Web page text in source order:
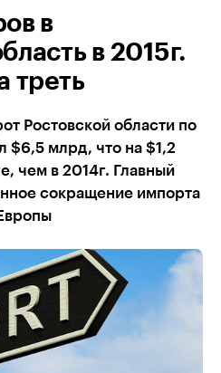
в
в 2015г.
треть
Ростовской области по
$6,5 млрд, что на $1,2
чем в 2014г. Главный
сокращение импорта